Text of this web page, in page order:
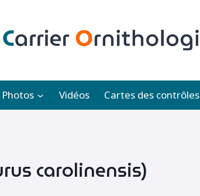
Photos Vidéos Cartes des contrôles
carolinensis)